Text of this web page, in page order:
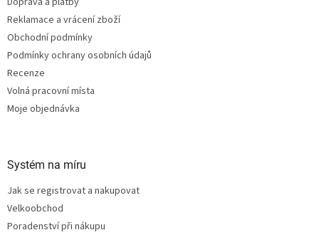
Reklamace a vrácení zboží
Obchodní podmínky
Podmínky ochrany osobních údajů
Recenze
Volná pracovní místa
Moje objednávka
Systém na míru
Jak se registrovat a nakupovat
Velkoobchod
Poradenství při nákupu